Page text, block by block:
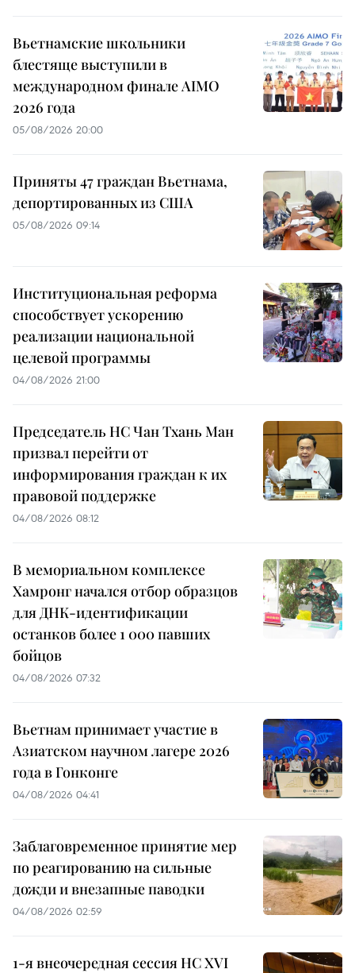
Вьетнамские школьники
блестяще выступили в
международном финале AIMO
2026 года
05/08/2026 20:00
Приняты 47 граждан Вьетнама,
депортированных из США
05/08/2026 09:14
Институциональная реформа
способствует ускорению
реализации национальной
целевой программы
04/08/2026 21:00
Председатель НС Чан Тхань Ман
призвал перейти от
информирования граждан к их
правовой поддержке
04/08/2026 08:12
В мемориальном комплексе
Хамронг начался отбор образцов
для ДНК-идентификации
останков более 1 000 павших
бойцов
04/08/2026 07:32
Вьетнам принимает участие в
Азиатском научном лагере 2026
года в Гонконге
04/08/2026 04:41
Заблаговременное принятие мер
по реагированию на сильные
дожди и внезапные паводки
04/08/2026 02:59
1-я внеочередная сессия НС XVI